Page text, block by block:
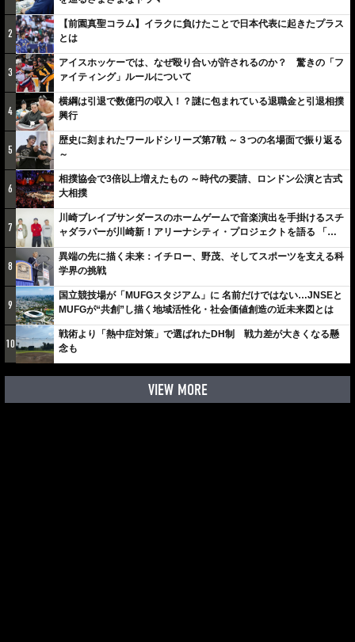
2
【前園真聖コラム】イラクに負けたことで日本代表に起きたプラス
とは
3
アイスホッケーでは、なぜ殴り合いが許されるのか？ 驚きの「フ
ァイティング」ルールについて
4
横綱は引退で数億円の収入！？謎に包まれている退職金と引退相撲
興行
5
歴史に刻まれたワールドシリーズ第7戦 ～３つの名場面で振り返る
～
6
相撲協会で3倍以上増えたもの ～時代の要請、ロンドン公演と古式
大相撲
7
川崎ブレイブサンダースのホームゲームで音楽演出を手掛けるスチ
ャダラパーが川崎新！アリーナシティ・プロジェクトを語る 「楽
しみでしかないでしょ。川崎は、ずっと成長曲線だから」
8
異端の先に描く未来：イチロー、野茂、そしてスポーツを支える科
学界の挑戦
9
国立競技場が「MUFGスタジアム」に 名前だけではない…JNSEと
MUFGが“共創”し描く地域活性化・社会価値創造の近未来図とは
10
戦術より「熱中症対策」で選ばれたDH制 戦力差が大きくなる懸
念も
VIEW MORE